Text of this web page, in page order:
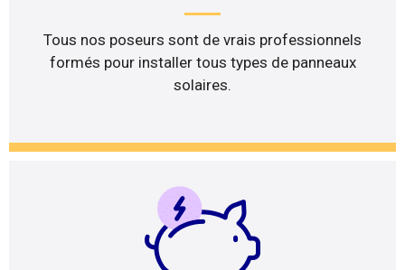
Tous nos poseurs sont de vrais professionnels
formés pour installer tous types de panneaux
solaires.